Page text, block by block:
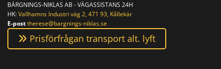
BÄRGNINGS-NIKLAS AB - VÄGASSISTANS 24H
HK:Vallhamns Industri väg 2, 471 93, Kållekär
E-posttherese@bargnings-niklas.se
Prisförfrågan transport alt. lyft